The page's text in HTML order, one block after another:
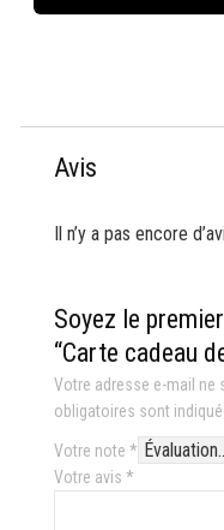
500
Avis
Il n’y a pas encore
Soyez le
“Carte cadeau
Votre adresse e-mail ne
obligatoires sont
Votre note *
Votre avis *